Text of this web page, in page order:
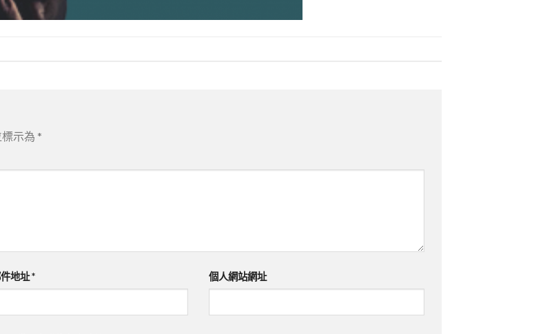
示為 *
地址* 個人網站網址